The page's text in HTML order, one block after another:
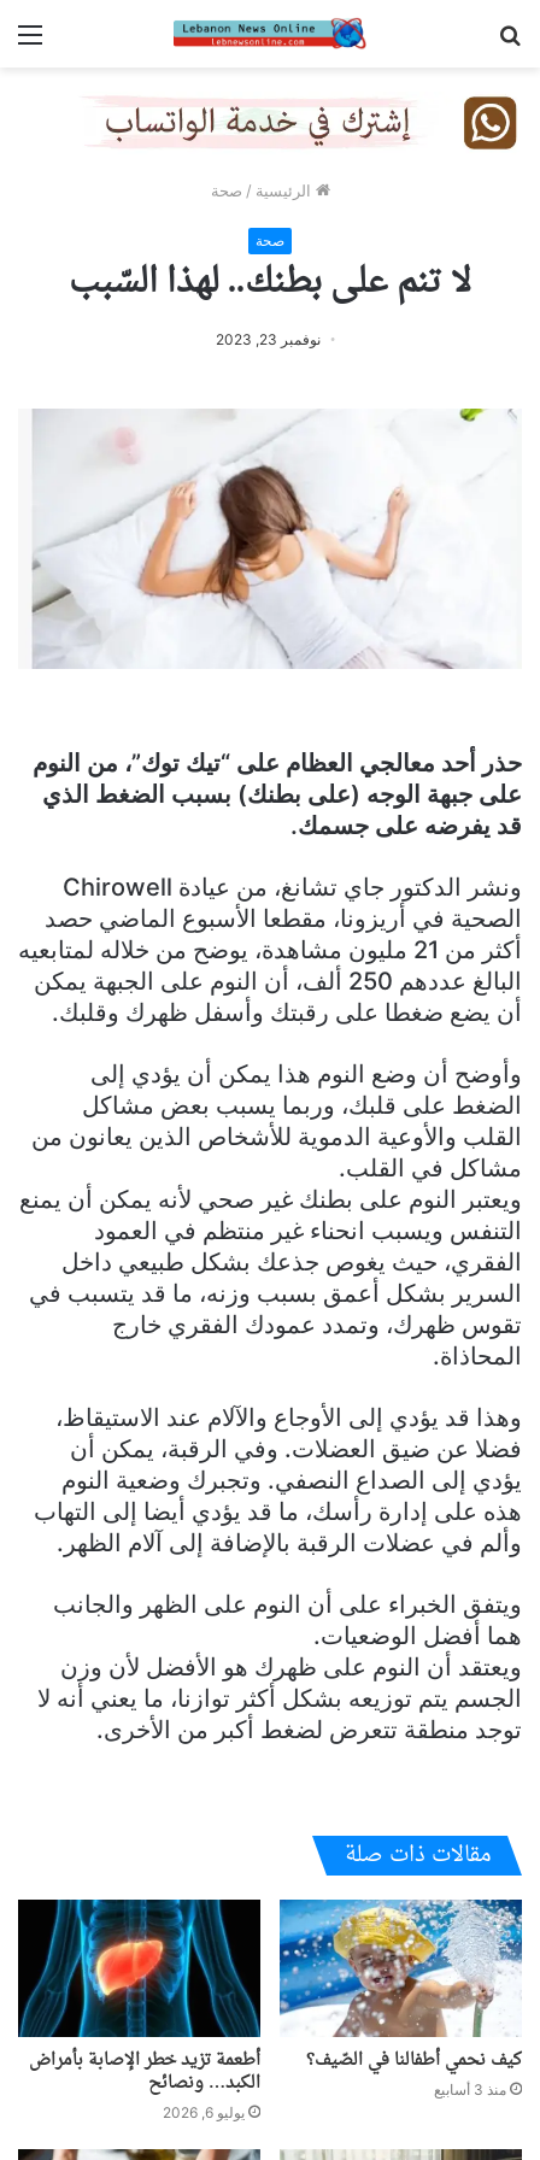
الرئيسية / صحة
صحة
لا تنم على بطنك.. لهذا السّبب
نوفمبر 23, 2023
حذر أحد معالجي العظام على “تيك توك”، من النوم
على جبهة الوجه (على بطنك) بسبب الضغط الذي
قد يفرضه على جسمك.
ونشر الدكتور جاي تشانغ، من عيادة Chirowell
الصحية في أريزونا، مقطعا الأسبوع الماضي حصد
أكثر من 21 مليون مشاهدة، يوضح من خلاله لمتابعيه
البالغ عددهم 250 ألف، أن النوم على الجبهة يمكن
أن يضع ضغطا على رقبتك وأسفل ظهرك وقلبك.
وأوضح أن وضع النوم هذا يمكن أن يؤدي إلى
الضغط على قلبك، وربما يسبب بعض مشاكل
القلب والأوعية الدموية للأشخاص الذين يعانون من
مشاكل في القلب.
ويعتبر النوم على بطنك غير صحي لأنه يمكن أن يمنع
التنفس ويسبب انحناء غير منتظم في العمود
الفقري، حيث يغوص جذعك بشكل طبيعي داخل
السرير بشكل أعمق بسبب وزنه، ما قد يتسبب في
تقوس ظهرك، وتمدد عمودك الفقري خارج
المحاذاة.
وهذا قد يؤدي إلى الأوجاع والآلام عند الاستيقاظ،
فضلا عن ضيق العضلات. وفي الرقبة، يمكن أن
يؤدي إلى الصداع النصفي. وتجبرك وضعية النوم
هذه على إدارة رأسك، ما قد يؤدي أيضا إلى التهاب
وألم في عضلات الرقبة بالإضافة إلى آلام الظهر.
ويتفق الخبراء على أن النوم على الظهر والجانب
هما أفضل الوضعيات.
ويعتقد أن النوم على ظهرك هو الأفضل لأن وزن
الجسم يتم توزيعه بشكل أكثر توازنا، ما يعني أنه لا
توجد منطقة تتعرض لضغط أكبر من الأخرى.
مقالات ذات صلة
كيف نحمي أطفالنا في الصّيف؟
منذ 3 أسابيع
أطعمة تزيد خطر الإصابة بأمراض
الكبد… ونصائح
يوليو 6, 2026